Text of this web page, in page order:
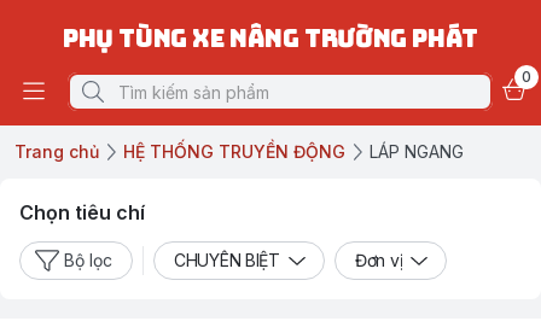
PHỤ TÙNG XE NÂNG TRƯỜNG PHÁT
0
Trang chủ HỆ THỐNG TRUYỀN ĐỘNG LÁP NGANG
Chọn tiêu chí
Bộ lọc CHUYÊN BIỆT Đơn vị